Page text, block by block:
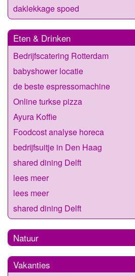
daklekkage spoed
Eten & Drinken
Bedrijfscatering Rotterdam
babyshower locatie
de beste espressomachine
Online turkse pizza
Ayura Koffie
Foodcost analyse horeca
bedrijfsuitje in Den Haag
shared dining Delft
lees meer
lees meer
shared dining Delft
Natuur
Vakanties